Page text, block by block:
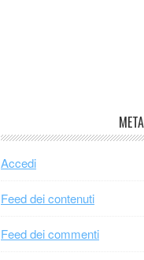
META
Accedi
Feed dei contenuti
Feed dei commenti